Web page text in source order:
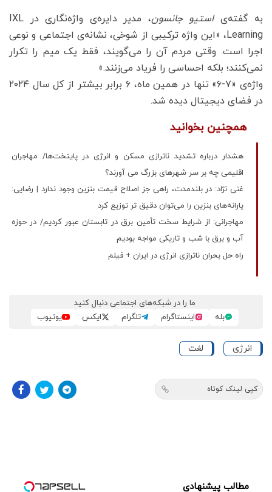
به گفته‌یاستیو جانسون
، مدیر دایره‌ی واژه‌نگاری در IXL
Learning، «این واژه ترکیبی از شوخی، نشانه‌ی اجتماعی و نوعی
اجرا است. وقتی مردم آن را می‌گویند، فقط یک میم را تکرار
نمی‌کنند؛ بلکه احساسی را فریاد می‌زنند.»
واژه‌ی «۷-۶» تنها در همین ماه، ۶ برابر بیشتر از کل سال ۲۰۲۴
در فضای دیجیتال دیده شد.
همچنین بخوانید
هشدار درباره تشدید ناترازی مسکن و انرژی در پایتخت‌ها/ مهاجران
اقلیمی چه بر سر شهرهای بزرگ می آورند؟
غنی نژاد: در بلندمدت، راهی جز اصلاح قیمت بنزین وجود ندارد | رضایی:
یارانه‌های بنزین را می‌توان دقیق تر توزیع کرد
مهاجرانی: از شرایط سخت تأمین برق در تابستان عبور کردیم/ در حوزه
آب و برق با شب و تاریکی مواجه بودیم
راه حل بحران ناترازی انرژی در ایران + فیلم
ما را در شبکه‌های اجتماعی دنبال کنید
بله
اینستاگرام تلگرام ایکس یوتیوب
انرژی لغت
کپی لینک کوتاه
مطالب پیشنهادی